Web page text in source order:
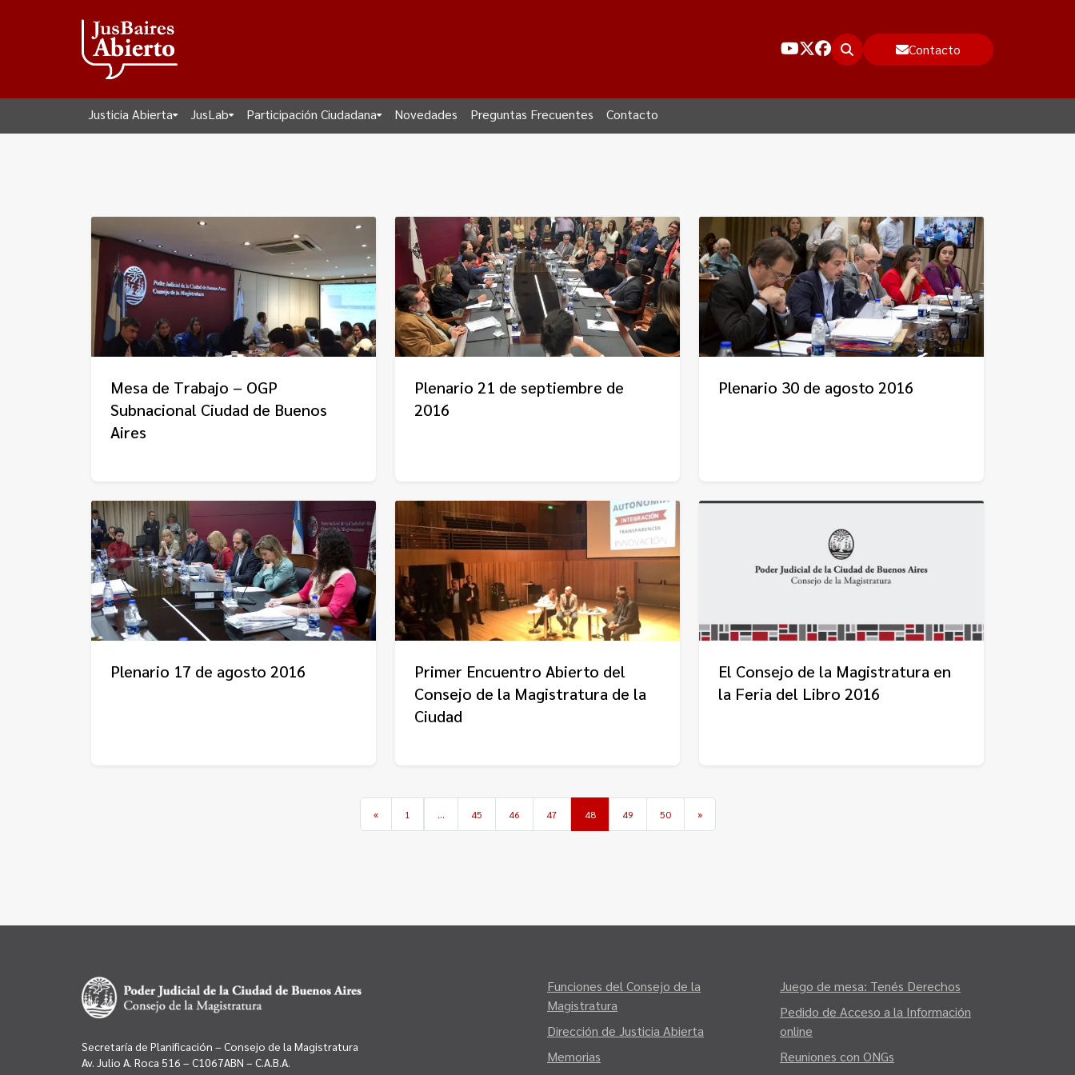
Contacto
Justicia Abierta JusLab Participación Ciudadana Novedades Preguntas Frecuentes Contacto
Mesa de Trabajo – OGP
Subnacional Ciudad de Buenos
Aires
Plenario 21 de septiembre de
2016
Plenario 30 de agosto 2016
Plenario 17 de agosto 2016
Primer Encuentro Abierto del
Consejo de la Magistratura de la
Ciudad
El Consejo de la Magistratura en
la Feria del Libro 2016
« 1 … 45 46 47 48 49 50 »
Secretaría de Planificación – Consejo de la Magistratura
Av. Julio A. Roca 516 – C1067ABN – C.A.B.A.
Funciones del Consejo de la
Magistratura
Dirección de Justicia Abierta
Memorias
Juego de mesa: Tenés Derechos
Pedido de Acceso a la Información
online
Reuniones con ONGs